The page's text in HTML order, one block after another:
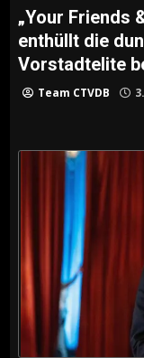
„Your Friends
enthüllt die
Vorstadtelite
Team CTVDB